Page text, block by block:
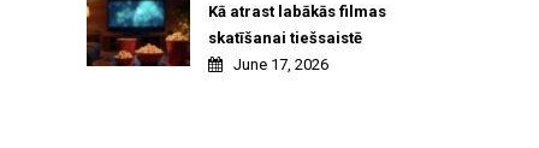
Kā atrast labākās filmas
skatīšanai tiešsaistē
June 17, 2026